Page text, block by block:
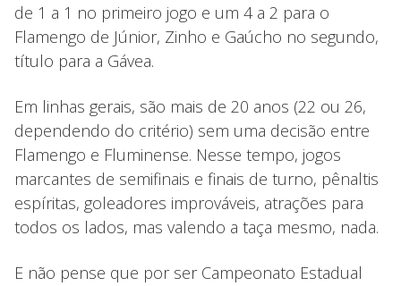
de 1 a 1 no primeiro jogo e um 4 a 2 para o
Flamengo de Júnior, Zinho e Gaúcho no segundo,
título para a Gávea.
Em linhas gerais, são mais de 20 anos (22 ou 26,
dependendo do critério) sem uma decisão entre
Flamengo e Fluminense. Nesse tempo, jogos
marcantes de semifinais e finais de turno, pênaltis
espíritas, goleadores improváveis, atrações para
todos os lados, mas valendo a taça mesmo, nada.
E não pense que por ser Campeonato Estadual